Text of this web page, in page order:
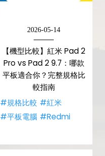
2026-05-14
【機型比較】紅米 Pad 2
Pro vs Pad 2 9.7：哪款
平板適合你？完整規格比
較指南
#規格比較 #紅米
#平板電腦 #Redmi